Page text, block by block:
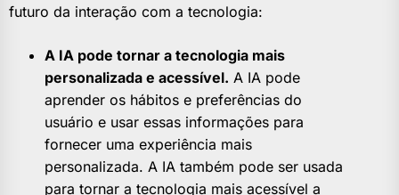
futuro da interação com a tecnologia:
A IA pode tornar a tecnologia mais
personalizada e acessível. A IA pode
aprender os hábitos e preferências do
usuário e usar essas informações para
fornecer uma experiência mais
personalizada. A IA também pode ser usada
para tornar a tecnologia mais acessível a